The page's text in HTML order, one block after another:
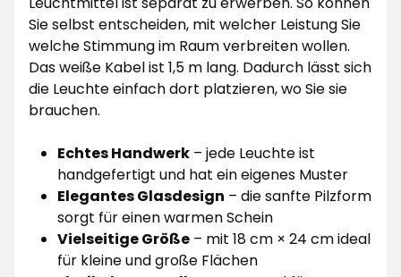
Sie selbst entscheiden, mit welcher Leistung Sie
welche Stimmung im Raum verbreiten wollen.
Das weiße Kabel ist 1,5 m lang. Dadurch lässt sich
die Leuchte einfach dort platzieren, wo Sie sie
brauchen.
Echtes Handwerk – jede Leuchte ist
handgefertigt und hat ein eigenes Muster
Elegantes Glasdesign – die sanfte Pilzform
sorgt für einen warmen Schein
Vielseitige Größe – mit 18 cm × 24 cm ideal
für kleine und große Flächen